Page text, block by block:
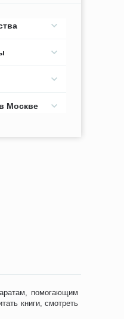
Москве
помогающим
книги, смотреть